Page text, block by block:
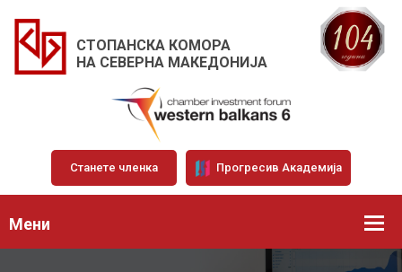
СТОПАНСКА КОМОРА
НА СЕВЕРНА МАКЕДОНИЈА
Станете членка Прогресив Академија
Мени